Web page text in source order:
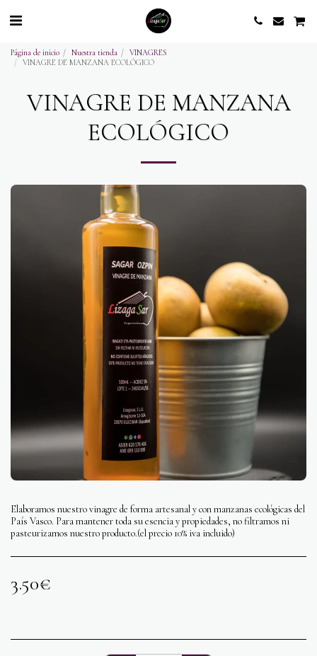
Página de inicio Nuestra tienda
VINAGRES
VINAGRE DE MANZANA ECOLÓGICO
VINAGRE DE MANZANA
ECOLÓGICO
Elaboramos nuestro vinagre de forma artesanal y con manzanas ecológicas del
País Vasco. Para mantener toda su esencia y propiedades, no filtramos ni
pasteurizamos nuestro producto.(el precio 10% iva incluido)
3.50€